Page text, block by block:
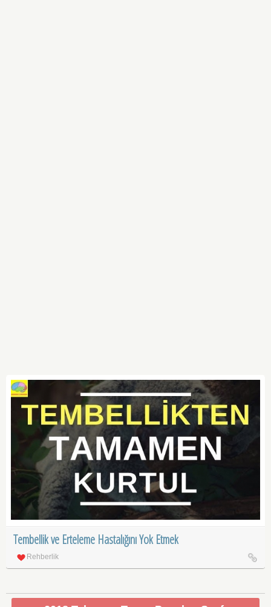
Tembellik ve Erteleme Hastalığını Yok Etmek
Rehberlik